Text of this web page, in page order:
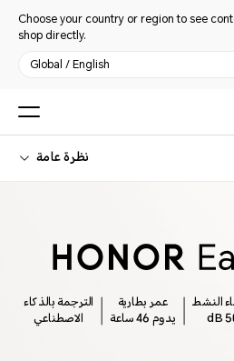
Choose your country or region to see
shop directly.
Global / English
نظرة عامة
النشط
عمر بطارية
يدوم 46 ساعة
الترجمة بالذكاء
الاصطناعي